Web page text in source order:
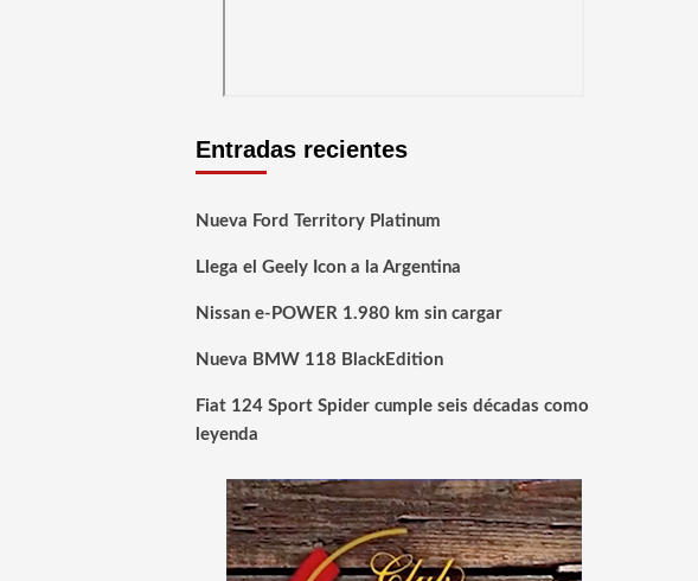
Entradas recientes
Nueva Ford Territory Platinum
Llega el Geely Icon a la Argentina
Nissan e-POWER 1.980 km sin cargar
Nueva BMW 118 BlackEdition
Fiat 124 Sport Spider cumple seis décadas como
leyenda